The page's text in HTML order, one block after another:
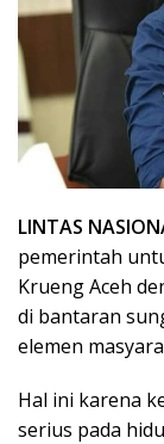
LINTAS
pemerintah
Krueng Aceh
di bantaran
elemen
Hal ini karena
serius pada